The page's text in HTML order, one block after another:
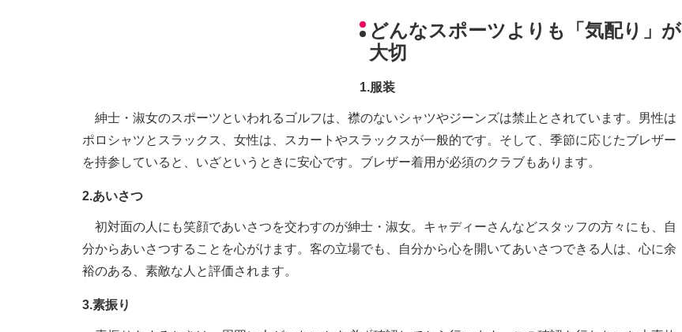
どんなスポーツよりも「気配り」が
大切
1.服装
紳士・淑女のスポーツといわれるゴルフは、襟のないシャツやジーンズは禁止とされています。男性は
ポロシャツとスラックス、女性は、スカートやスラックスが一般的です。そして、季節に応じたブレザー
を持参していると、いざというときに安心です。ブレザー着用が必須のクラブもあります。
2.あいさつ
初対面の人にも笑顔であいさつを交わすのが紳士・淑女。キャディーさんなどスタッフの方々にも、自
分からあいさつすることを心がけます。客の立場でも、自分から心を開いてあいさつできる人は、心に余
裕のある、素敵な人と評価されます。
3.素振り